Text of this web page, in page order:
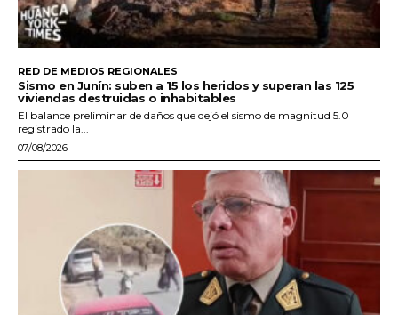
RED DE MEDIOS REGIONALES
Sismo en Junín: suben a 15 los heridos y superan las 125
viviendas destruidas o inhabitables
El balance preliminar de daños que dejó el sismo de magnitud 5.0
registrado la...
07/08/2026